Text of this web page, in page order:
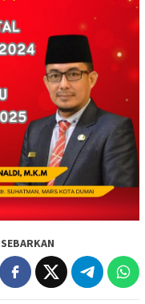
SEBARKAN